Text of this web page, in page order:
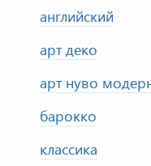
английский
арт деко
арт нуво
барокко
классика